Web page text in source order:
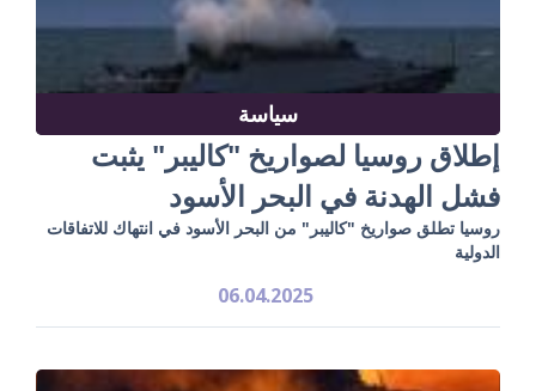
سياسة
إطلاق روسيا لصواريخ "كاليبر" يثبت
فشل الهدنة في البحر الأسود
روسيا تطلق صواريخ "كاليبر" من البحر الأسود في انتهاك للاتفاقات
الدولية
06.04.2025